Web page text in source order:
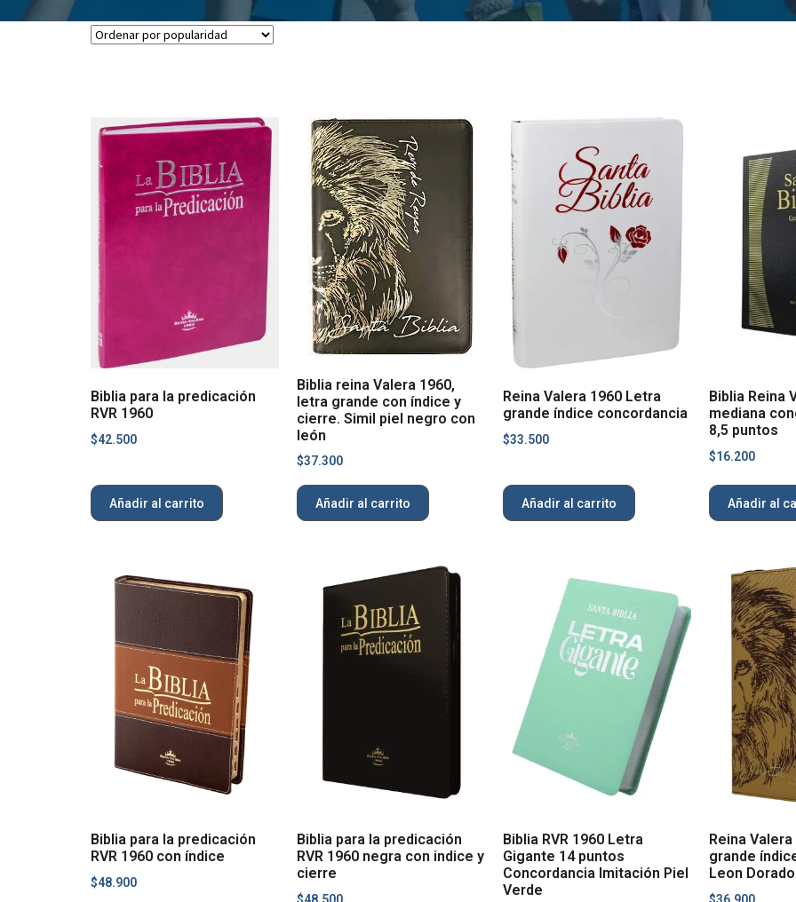
Biblia para la predicación
RVR 1960
$42.500
Añadir al carrito
Biblia reina Valera 1960,
letra grande con índice y
cierre. Simil piel negro con
león
$37.300
Añadir al carrito
Reina Valera 1960 Letra
grande índice concordancia
$33.500
Añadir al carrito
Biblia Reina
mediana
8,5 puntos
$16.200
Añadir al
Biblia para la predicación
RVR 1960 con índice
$48.900
Biblia para la predicación
RVR 1960 negra con indice y
cierre
$48.500
Biblia RVR 1960 Letra
Gigante 14 puntos
Concordancia Imitación Piel
Verde
Reina
grande
Leon Dorado
$36.900